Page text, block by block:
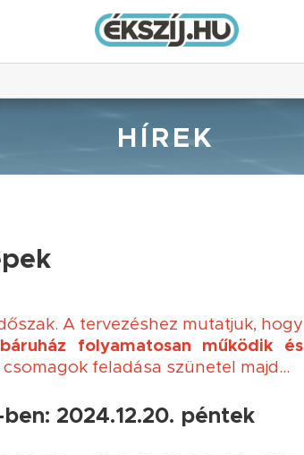
HÍREK
A tervezéshez mutatjuk, hogy
folyamatosan működik és
feladása szünetel majd...
2024.12.20. péntek